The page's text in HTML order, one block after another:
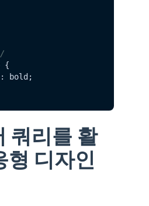
{
: bold;
쿼리를 활
형 디자인